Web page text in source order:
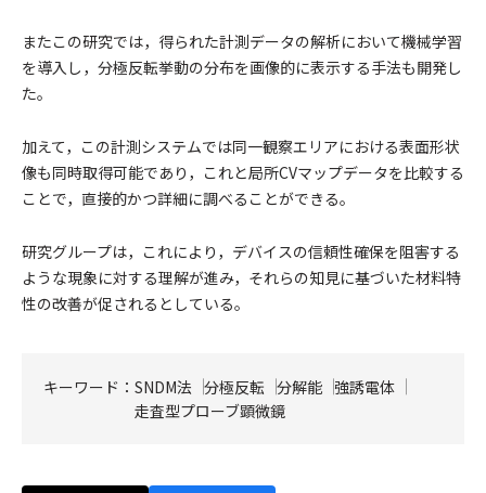
またこの研究では，得られた計測データの解析において機械学習
を導入し，分極反転挙動の分布を画像的に表示する手法も開発し
た。
加えて，この計測システムでは同一観察エリアにおける表面形状
像も同時取得可能であり，これと局所CVマップデータを比較する
ことで，直接的かつ詳細に調べることができる。
研究グループは，これにより，デバイスの信頼性確保を阻害する
ような現象に対する理解が進み，それらの知見に基づいた材料特
性の改善が促されるとしている。
キーワード： SNDM法 分極反転 分解能 強誘電体
走査型プローブ顕微鏡